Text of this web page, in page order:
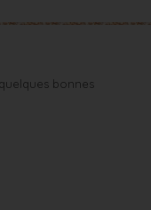
bonnes